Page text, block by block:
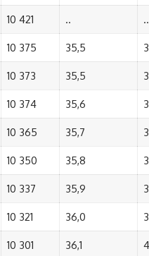
10 421 .. ..
10 375 35,5
10 373 35,5
10 374 35,6
10 365 35,7
10 350 35,8
10 337 35,9
10 321 36,0
10 301 36,1